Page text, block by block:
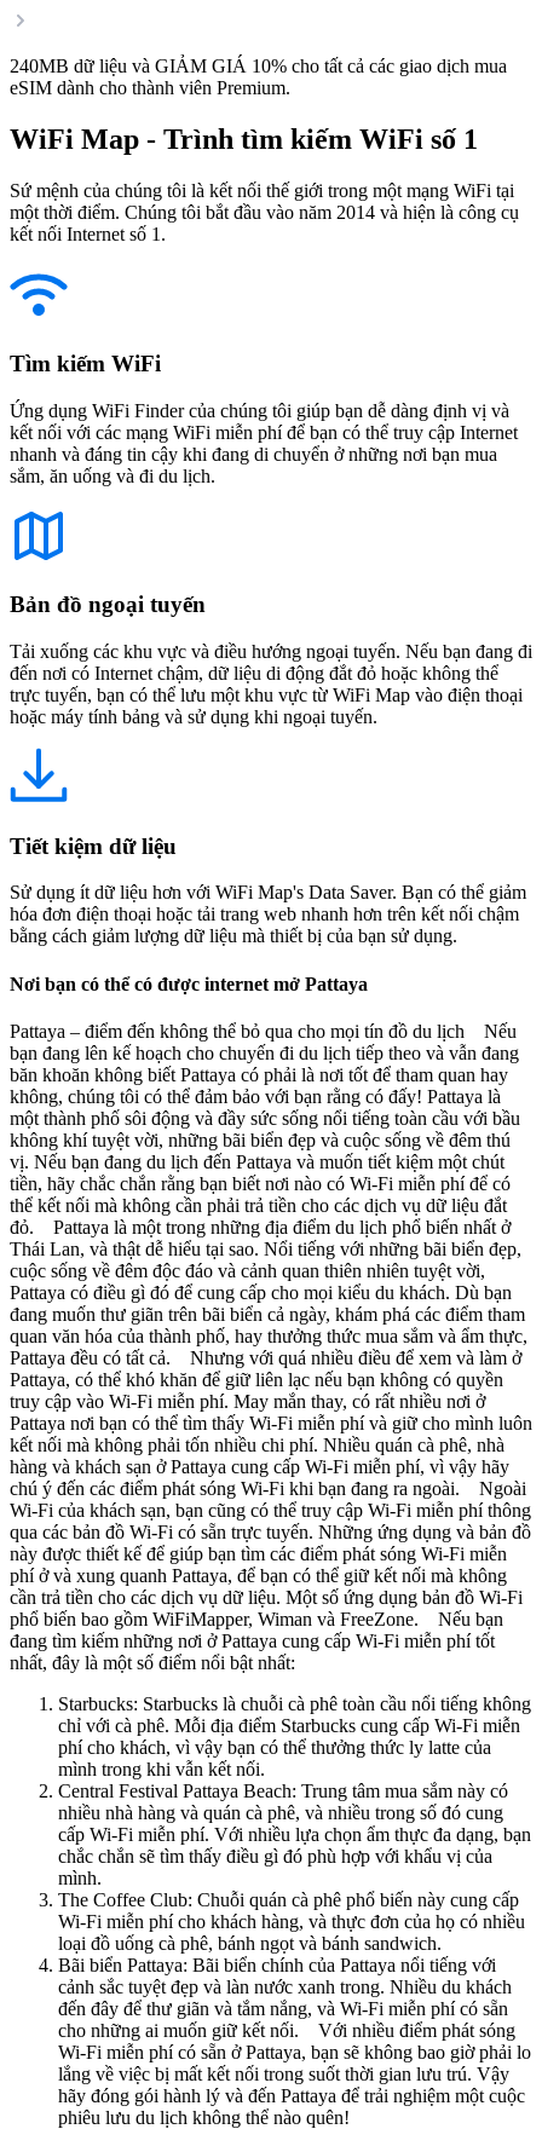
240MB dữ liệu và GIẢM GIÁ 10% cho tất cả các giao dịch mua
eSIM dành cho thành viên Premium.
WiFi Map - Trình tìm kiếm WiFi số 1
Sứ mệnh của chúng tôi là kết nối thế giới trong một mạng WiFi tại
một thời điểm. Chúng tôi bắt đầu vào năm 2014 và hiện là công cụ
kết nối Internet số 1.
Tìm kiếm WiFi
Ứng dụng WiFi Finder của chúng tôi giúp bạn dễ dàng định vị và
kết nối với các mạng WiFi miễn phí để bạn có thể truy cập Internet
nhanh và đáng tin cậy khi đang di chuyển ở những nơi bạn mua
sắm, ăn uống và đi du lịch.
Bản đồ ngoại tuyến
Tải xuống các khu vực và điều hướng ngoại tuyến. Nếu bạn đang đi
đến nơi có Internet chậm, dữ liệu di động đắt đỏ hoặc không thể
trực tuyến, bạn có thể lưu một khu vực từ WiFi Map vào điện thoại
hoặc máy tính bảng và sử dụng khi ngoại tuyến.
Tiết kiệm dữ liệu
Sử dụng ít dữ liệu hơn với WiFi Map's Data Saver. Bạn có thể giảm
hóa đơn điện thoại hoặc tải trang web nhanh hơn trên kết nối chậm
bằng cách giảm lượng dữ liệu mà thiết bị của bạn sử dụng.
Nơi bạn có thể có được internet mở Pattaya
Pattaya – điểm đến không thể bỏ qua cho mọi tín đồ du lịch Nếu
bạn đang lên kế hoạch cho chuyến đi du lịch tiếp theo và vẫn đang
băn khoăn không biết Pattaya có phải là nơi tốt để tham quan hay
không, chúng tôi có thể đảm bảo với bạn rằng có đấy! Pattaya là
một thành phố sôi động và đầy sức sống nổi tiếng toàn cầu với bầu
không khí tuyệt vời, những bãi biển đẹp và cuộc sống về đêm thú
vị. Nếu bạn đang du lịch đến Pattaya và muốn tiết kiệm một chút
tiền, hãy chắc chắn rằng bạn biết nơi nào có Wi-Fi miễn phí để có
thể kết nối mà không cần phải trả tiền cho các dịch vụ dữ liệu đắt
đỏ. Pattaya là một trong những địa điểm du lịch phổ biến nhất ở
Thái Lan, và thật dễ hiểu tại sao. Nổi tiếng với những bãi biển đẹp,
cuộc sống về đêm độc đáo và cảnh quan thiên nhiên tuyệt vời,
Pattaya có điều gì đó để cung cấp cho mọi kiểu du khách. Dù bạn
đang muốn thư giãn trên bãi biển cả ngày, khám phá các điểm tham
quan văn hóa của thành phố, hay thưởng thức mua sắm và ẩm thực,
Pattaya đều có tất cả. Nhưng với quá nhiều điều để xem và làm ở
Pattaya, có thể khó khăn để giữ liên lạc nếu bạn không có quyền
truy cập vào Wi-Fi miễn phí. May mắn thay, có rất nhiều nơi ở
Pattaya nơi bạn có thể tìm thấy Wi-Fi miễn phí và giữ cho mình luôn
kết nối mà không phải tốn nhiều chi phí. Nhiều quán cà phê, nhà
hàng và khách sạn ở Pattaya cung cấp Wi-Fi miễn phí, vì vậy hãy
chú ý đến các điểm phát sóng Wi-Fi khi bạn đang ra ngoài. Ngoài
Wi-Fi của khách sạn, bạn cũng có thể truy cập Wi-Fi miễn phí thông
qua các bản đồ Wi-Fi có sẵn trực tuyến. Những ứng dụng và bản đồ
này được thiết kế để giúp bạn tìm các điểm phát sóng Wi-Fi miễn
phí ở và xung quanh Pattaya, để bạn có thể giữ kết nối mà không
cần trả tiền cho các dịch vụ dữ liệu. Một số ứng dụng bản đồ Wi-Fi
phổ biến bao gồm WiFiMapper, Wiman và FreeZone. Nếu bạn
đang tìm kiếm những nơi ở Pattaya cung cấp Wi-Fi miễn phí tốt
nhất, đây là một số điểm nổi bật nhất:
Starbucks: Starbucks là chuỗi cà phê toàn cầu nổi tiếng không
chỉ với cà phê. Mỗi địa điểm Starbucks cung cấp Wi-Fi miễn
phí cho khách, vì vậy bạn có thể thưởng thức ly latte của
mình trong khi vẫn kết nối.
Central Festival Pattaya Beach: Trung tâm mua sắm này có
nhiều nhà hàng và quán cà phê, và nhiều trong số đó cung
cấp Wi-Fi miễn phí. Với nhiều lựa chọn ẩm thực đa dạng, bạn
chắc chắn sẽ tìm thấy điều gì đó phù hợp với khẩu vị của
mình.
The Coffee Club: Chuỗi quán cà phê phổ biến này cung cấp
Wi-Fi miễn phí cho khách hàng, và thực đơn của họ có nhiều
loại đồ uống cà phê, bánh ngọt và bánh sandwich.
Bãi biển Pattaya: Bãi biển chính của Pattaya nổi tiếng với
cảnh sắc tuyệt đẹp và làn nước xanh trong. Nhiều du khách
đến đây để thư giãn và tắm nắng, và Wi-Fi miễn phí có sẵn
cho những ai muốn giữ kết nối. Với nhiều điểm phát sóng
Wi-Fi miễn phí có sẵn ở Pattaya, bạn sẽ không bao giờ phải lo
lắng về việc bị mất kết nối trong suốt thời gian lưu trú. Vậy
hãy đóng gói hành lý và đến Pattaya để trải nghiệm một cuộc
phiêu lưu du lịch không thể nào quên!